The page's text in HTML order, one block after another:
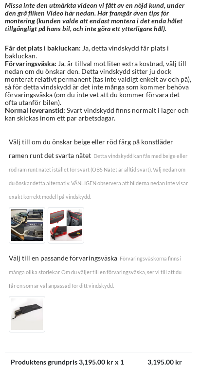
Missa inte den utmärkta videon vi fått av en nöjd kund, under
den grå fliken Video här nedan. Här framgår även tips för
montering (kunden valde att endast montera i det enda hålet
tillgängligt på hans bil, och inte göra ett ytterligare hål).
Får det plats i bakluckan: Ja, detta vindskydd får plats i
bakluckan.
Förvaringsväska: Ja, är tillval mot liten extra kostnad, välj till
nedan om du önskar den. Detta vindskydd sitter ju dock
monterat relativt permanent (tas inte väldigt enkelt av och på),
så för detta vindskydd är det inte många som kommer behöva
förvaringsväska (om du inte vet att du kommer förvara det
ofta utanför bilen).
Normal leveranstid: Svart vindskydd finns normalt i lager och
kan skickas inom ett par arbetsdagar.
Välj till om du önskar beige eller röd färg på konstläder
ramen runt det svarta nätet Detta vindskydd kan fås med beige eller
röd ram runt nätet istället för svart (OBS Nätet är alltid svart). Välj nedan om
du önskar detta alternativ. VÄNLIGEN observera att bilderna nedan inte visar
exakt korrekt modell på vindskydd.
Välj till en passande förvaringsväska Förvaringsväskorna finns i
många olika storlekar. Om du väljer till en förvaringsväska, ser vi till att du
får en som är väl anpassad för ditt vindskydd.
Produktens grundpris3,195.00 kr x 1 3,195.00 kr